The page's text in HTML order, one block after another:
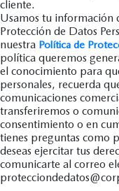
cliente.
Usamos tu información
Protección de Datos
nuestra Política de
política queremos
el conocimiento para
personales, recuerda
comunicaciones
transferiremos o
consentimiento o en
tienes preguntas como
deseas ejercitar tus
comunicarte al correo